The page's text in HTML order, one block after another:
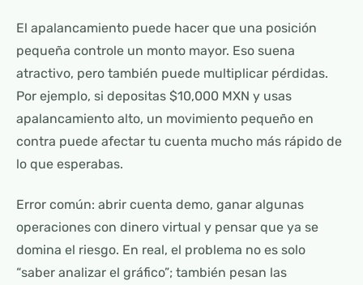
El apalancamiento puede hacer que una posición
pequeña controle un monto mayor. Eso suena
atractivo, pero también puede multiplicar pérdidas.
Por ejemplo, si depositas $10,000 MXN y usas
apalancamiento alto, un movimiento pequeño en
contra puede afectar tu cuenta mucho más rápido de
lo que esperabas.
Error común: abrir cuenta demo, ganar algunas
operaciones con dinero virtual y pensar que ya se
domina el riesgo. En real, el problema no es solo
“saber analizar el gráfico”; también pesan las